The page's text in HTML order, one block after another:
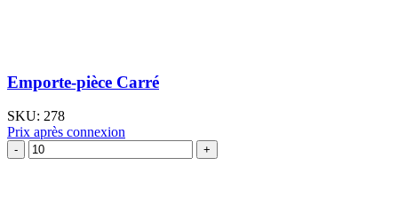
Emporte-pièce Carré
SKU: 278
Prix après connexion